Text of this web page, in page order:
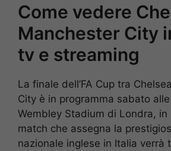
Come vedere
Manchester City
tv e streaming
La finale dell’FA Cup tra
City è in programma sabato
Wembley Stadium di Londra, in
match che assegna la
nazionale inglese in Italia verrà